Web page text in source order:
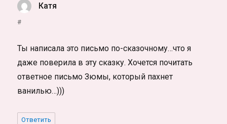
Катя
#
Ты написала это письмо по-сказочному…что я
даже поверила в эту сказку. Хочется почитать
ответное письмо Зюмы, который пахнет
ванилью…)))
Ответить